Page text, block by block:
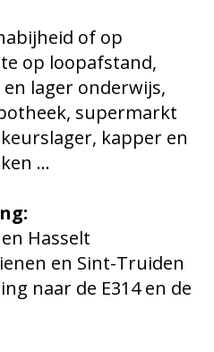
of op
op loopafstand,
lager onderwijs,
supermarkt
kapper en
...
Hasselt
en Sint-Truiden
naar de E314 en de